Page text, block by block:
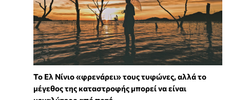
Το Ελ Νίνιο «φρενάρει» τους τυφώνες, αλλά το
μέγεθος της καταστροφής μπορεί να είναι